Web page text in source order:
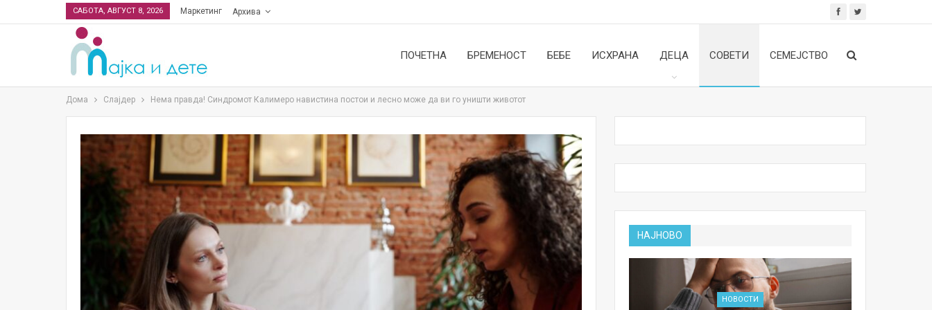
САБОТА, АВГУСТ 8, 2026 Маркетинг Архива
ПОЧЕТНА БРЕМЕНОСТ БЕБЕ ИСХРАНА ДЕЦА СОВЕТИ СЕМЕЈСТВО
Дома Слајдер Нема правда! Синдромот Калимеро навистина постои и лесно може да ви го уништи животот
НАЈНОВО
НОВОСТИ